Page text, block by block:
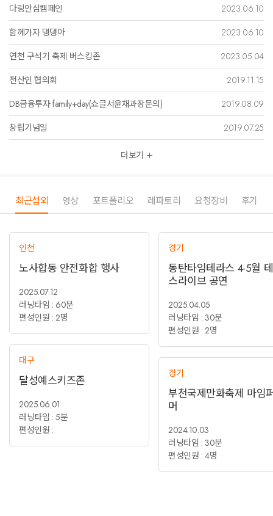
공연의 특징 및 차별성
기존에 보던 공연과 달리 관객 참여형 코미디 공연으로 공연 관람만 하던 관
객들이 배우들과 함께 무대에 참여하여 공연을 만들어가는 버라이어티한
공연이며 관객이 참여할 수 있는 기회가 생겨 특별한 추억을 쌓을 수 있게
함
브라운관으로만 접하던 코미디 공연을 실제로 눈앞에서 이루어지는 코미디
공연을 관람으로써 평소에 접할 수 없던 다양한 코미디 퍼포먼스 공연을 관
람 하실 수 있습니다
코미디연극과 출신 전공자들로 이루어진 공연팀으로 기존의 코미디 공연
다링안심캠페인
2023.06.10
함께가자 댕댕아
2023.06.10
연천 구석기 축제 버스킹존
2023.05.04
전산인 협의회
2019.11.15
DB금융투자 family+day(쇼글서윤채과장문의)
2019.08.09
창립기념일
2019.07.25
더보기
최근섭외 영상 포트폴리오 레파토리 요청장비 후기
인천
노사합동 안전화합 행사
2025.07.12
러닝타임 : 60분
편성인원 : 2명
대구
달성예스키즈존
2025.06.01
러닝타임 : 5분
편성인원 :
경기
동탄타임테라스 4-5월
스라이브 공연
2025.04.05
러닝타임 : 30분
편성인원 : 2명
경기
부천국제만화축제 마임
머
2024.10.03
러닝타임 : 30분
편성인원 : 4명